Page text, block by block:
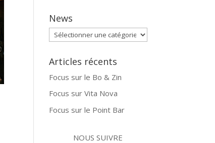
News
News
Articles récents
Focus sur le Bo & Zin
Focus sur Vita Nova
Focus sur le Point Bar
NOUS SUIVRE